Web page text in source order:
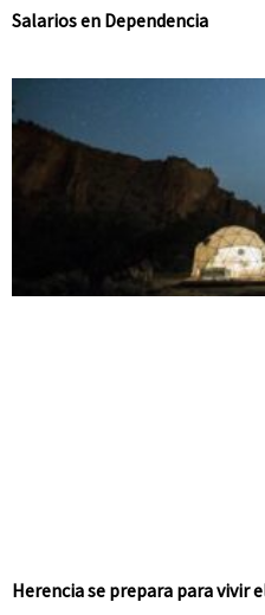
Salarios en Dependencia
Herencia se prepara para vivir